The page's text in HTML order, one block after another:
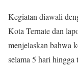
Kegiatan diawali
Kota Ternate dan
menjelaskan bahwa
selama 5 hari hingga